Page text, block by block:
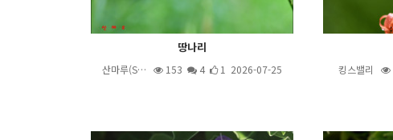
땅나리
산마루(S… 153 4 1 2026-07-25 킹스밸리